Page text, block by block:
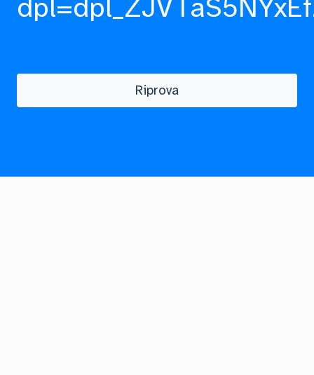
Riprova